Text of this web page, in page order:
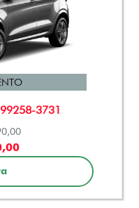
3731